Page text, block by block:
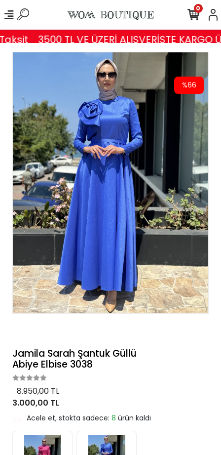
3500 TL VE ÜZERİ ALIŞVERİŞTE KARGO
0
%66
Jamila Sarah Şantuk Güllü
Abiye Elbise 3038
8.950,00 TL
3.000,00 TL
Acele et, stokta sadece: 8 ürün kaldı